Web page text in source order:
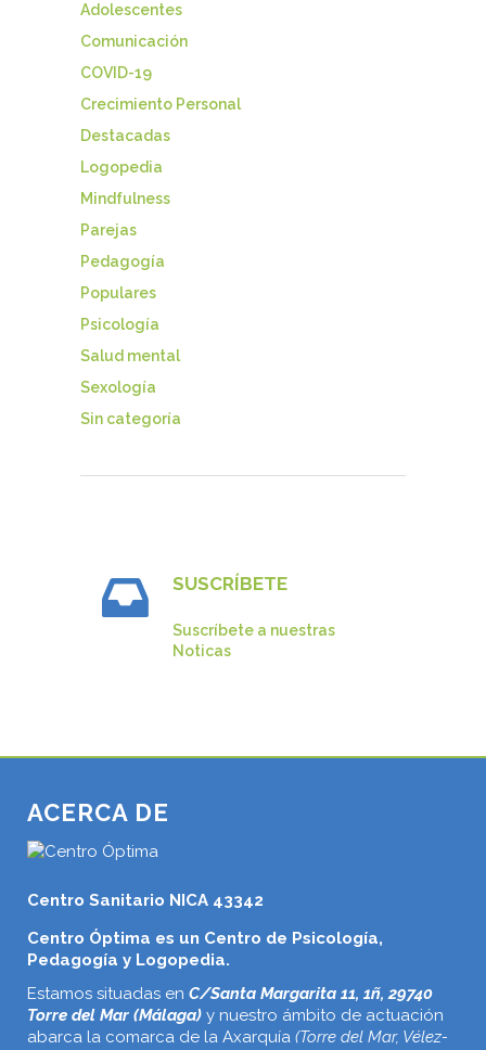
Adolescentes
Comunicación
COVID-19
Crecimiento Personal
Destacadas
Logopedia
Mindfulness
Parejas
Pedagogía
Populares
Psicología
Salud mental
Sexología
Sin categoría
SUSCRÍBETE
Suscríbete a nuestras
Noticas
ACERCA DE
Centro Sanitario NICA 43342
Centro Óptima es un Centro de Psicología,
Pedagogía y Logopedia.
Estamos situadas en C/Santa Margarita 11, 1ñ, 29740
Torre del Mar (Málaga) y nuestro ámbito de actuación
abarca la comarca de la Axarquía (Torre del Mar, Vélez-